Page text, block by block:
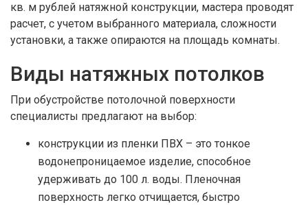
кв. м рублей натяжной конструкции, мастера проводят
расчет, с учетом выбранного материала, сложности
установки, а также опираются на площадь комнаты.
Виды натяжных потолков
При обустройстве потолочной поверхности
специалисты предлагают на выбор:
конструкции из пленки ПВХ – это тонкое
водонепроницаемое изделие, способное
удерживать до 100 л. воды. Пленочная
поверхность легко отчищается, быстро